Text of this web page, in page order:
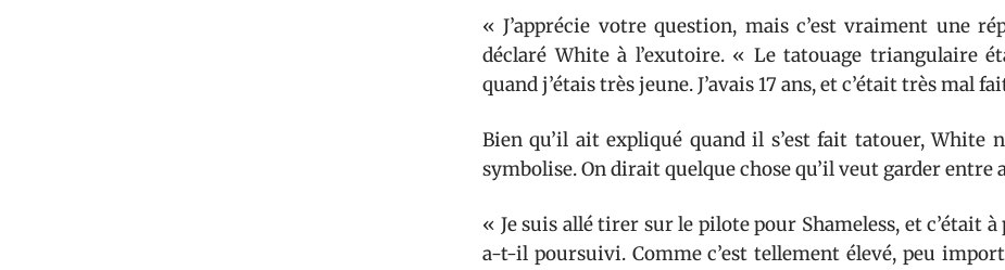
« J’apprécie votre question, mais c’est vraiment une
déclaré White à l’exutoire. « Le tatouage triangulaire
quand j’étais très jeune. J’avais 17 ans, et c’était très mal
Bien qu’il ait expliqué quand il s’est fait tatouer, White
symbolise. On dirait quelque chose qu’il veut garder entre
« Je suis allé tirer sur le pilote pour Shameless, et c’était
a-t-il poursuivi. Comme c’est tellement élevé, peu